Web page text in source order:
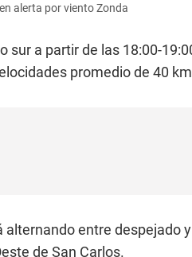
alerta por viento Zonda
sur a partir de las 18:00-
promedio de 40
alternando entre despejado
de San Carlos.